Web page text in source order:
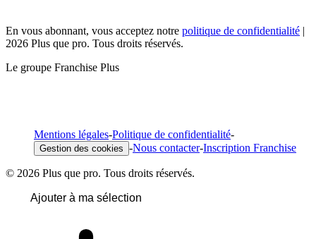
En vous abonnant, vous acceptez notre politique de confidentialité |
2026 Plus que pro. Tous droits réservés.
Le groupe Franchise Plus
Mentions légales-Politique de confidentialité-
Gestion des cookies -Nous contacter-Inscription Franchise
© 2026 Plus que pro. Tous droits réservés.
Ajouter à ma sélection